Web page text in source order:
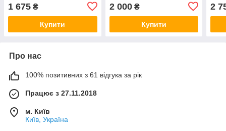
1 675 ₴
Купити
2 000₴
Купити
2
Про нас
100% позитивних з 61 відгука за рік
Працює з 27.11.2018
м. Київ
Київ, Україна